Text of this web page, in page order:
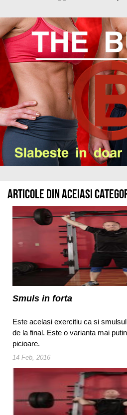
Articole din aceiasi
Smuls in forta
Este acelasi exercitiu ca si
de la final. Este o varianta mai
picioare.
14 Feb, 2016